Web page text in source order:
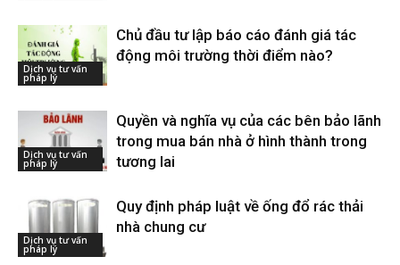
Dịch vụ tư vấn
pháp lý
Chủ đầu tư lập báo cáo đánh giá tác
động môi trường thời điểm nào?
Dịch vụ tư vấn
pháp lý
Quyền và nghĩa vụ của các bên bảo lãnh
trong mua bán nhà ở hình thành trong
tương lai
Dịch vụ tư vấn
pháp lý
Quy định pháp luật về ống đổ rác thải
nhà chung cư